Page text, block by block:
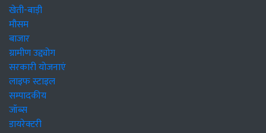
खेती-बाड़ी
मौसम
बाजार
ग्रामीण उद्द्योग
सरकारी योजनाएं
लाइफ स्टाइल
सम्पादकीय
जॉब्स
डायरेक्टरी